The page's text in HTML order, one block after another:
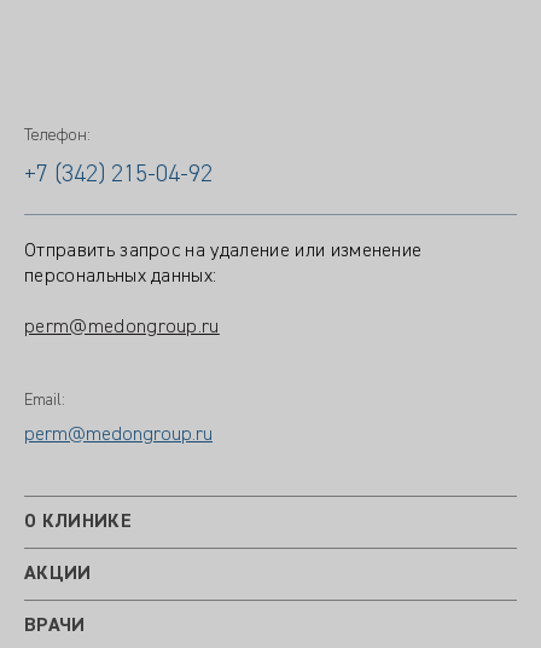
Телефон:
+7 (342) 215-04-92
Отправить запрос на удаление или изменение
персональных данных:
perm@medongroup.ru
Email:
perm@medongroup.ru
О КЛИНИКЕ
АКЦИИ
ВРАЧИ